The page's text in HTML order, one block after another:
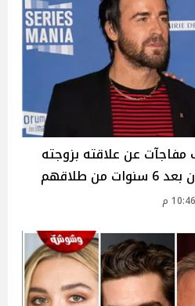
عن علاقته بزوجته
طلاقهم